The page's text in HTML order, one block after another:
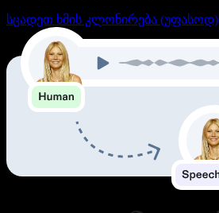
სცადეთ ხმის კლონირება (უფასოდ)